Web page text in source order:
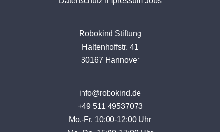
Robokind Stiftung
Haltenhoffstr. 41
30167 Hannover
info@robokind.de
+49 511 49537073
Mo.-Fr. 10:00-12:00 Uhr